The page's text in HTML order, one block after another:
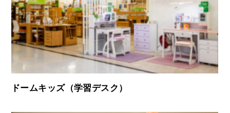
ドームキッズ（学習デスク）